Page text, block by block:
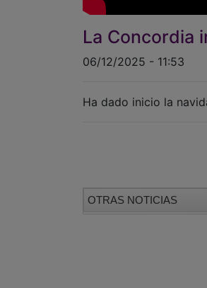
La Concordia
06/12/2025 - 11:53
Ha dado inicio la
OTRAS NOTICIAS